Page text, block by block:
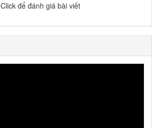
Click để đánh giá bài viết